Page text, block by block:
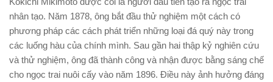
nhân tạo. Năm 1878, ông bắt đầu thử nghiệm một cách có
phương pháp các cách phát triển những loại đá quý này trong
các luống hàu của chính mình. Sau gần hai thập kỷ nghiên cứu
và thử nghiệm, ông đã thành công và nhận được bằng sáng chế
cho ngọc trai nuôi cấy vào năm 1896. Điều này ảnh hưởng đáng